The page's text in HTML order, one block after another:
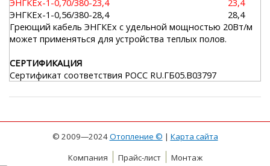
ЭНГКЕх-1-0,70/380-23,4
23,4
ЭНГКЕх-1-0,56/380-28,4
28,4
Греющий кабель ЭНГКЕх с удельной мощностью 20Вт/м
может применяться для устройства теплых полов.
СЕРТИФИКАЦИЯ
Сертификат соответствия РОСС RU.ГБ05.В03797
© 2009—2024Отопление © | Карта сайта
Компания
Прайс-лист Монтаж